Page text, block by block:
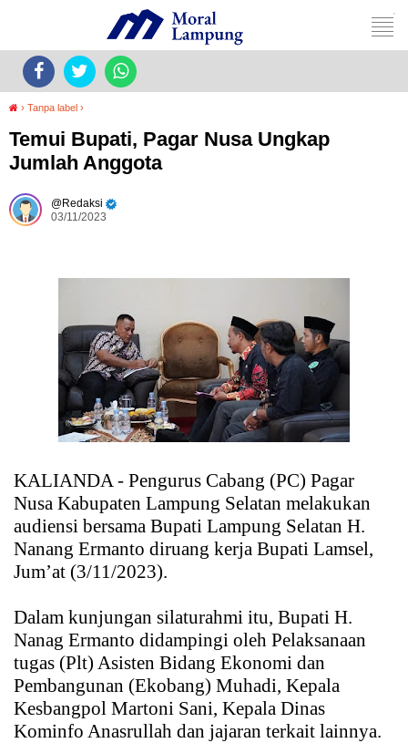
› Tanpa label ›
Temui Bupati, Pagar Nusa Ungkap
Jumlah Anggota
Redaksi
03/11/2023
KALIANDA - Pengurus Cabang (PC) Pagar
Nusa Kabupaten Lampung Selatan melakukan
audiensi bersama Bupati Lampung Selatan H.
Nanang Ermanto diruang kerja Bupati Lamsel,
Jum’at (3/11/2023).
Dalam kunjungan silaturahmi itu, Bupati H.
Nanag Ermanto didampingi oleh Pelaksanaan
tugas (Plt) Asisten Bidang Ekonomi dan
Pembangunan (Ekobang) Muhadi, Kepala
Kesbangpol Martoni Sani, Kepala Dinas
Kominfo Anasrullah dan jajaran terkait lainnya.